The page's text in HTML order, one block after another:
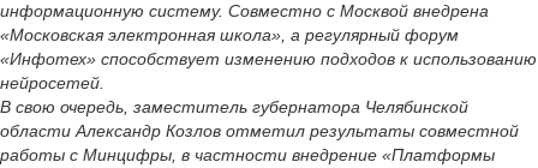
информационную систему. Совместно с Москвой внедрена
«Московская электронная школа», а регулярный форум
«Инфотех» способствует изменению подходов к использованию
нейросетей.
В свою очередь, заместитель губернатора Челябинской
области Александр Козлов отметил результаты совместной
работы с Минцифры, в частности внедрение «Платформы